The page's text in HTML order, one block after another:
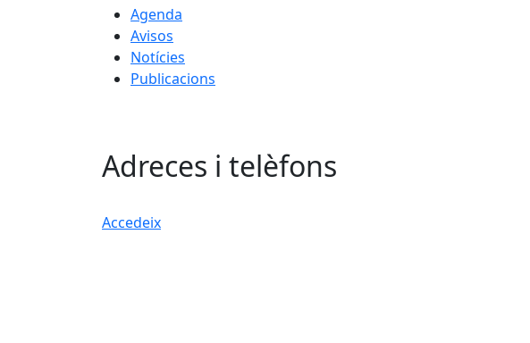
Agenda
Avisos
Notícies
Publicacions
Adreces i telèfons
Accedeix